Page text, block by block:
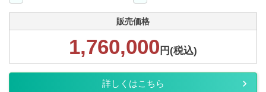
販売価格
1,760,000 円(税込)
詳しくはこちら